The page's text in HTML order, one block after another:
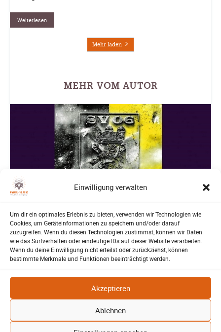
Einwilligung verwalten
Um dir ein optimales Erlebnis zu bieten, verwenden wir Technologien wie
Cookies, um Geräteinformationen zu speichern und/oder darauf
zuzugreifen. Wenn du diesen Technologien zustimmst, können wir Daten
wie das Surfverhalten oder eindeutige IDs auf dieser Website verarbeiten.
Wenn du deine Einwilligung nicht erteilst oder zurückziehst, können
bestimmte Merkmale und Funktionen beeinträchtigt werden.
Akzeptieren
Ablehnen
Weiterlesen
Mehr laden
MEHR VOM AUTOR
SV-06
Lehrte kämpft sich spät zum Punktgewinn
12. März 2026